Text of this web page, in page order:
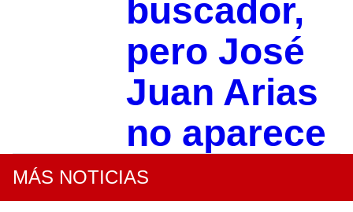
buscador,
pero José
Juan Arias
no aparece
MÁS NOTICIAS